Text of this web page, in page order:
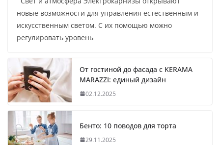
новые возможности для управления естественным и
искусственным светом. С их помощью можно
регулировать уровень
От гостиной до фасада с KERAMA
MARAZZI: единый дизайн
02.12.2025
Бенто: 10 поводов для торта
29.11.2025